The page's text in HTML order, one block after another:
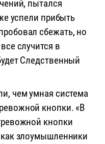
пытался
успели прибыть
сбежать, но
случится в
Следственный
чем умная система
кнопки. «В
кнопки
злоумышленники